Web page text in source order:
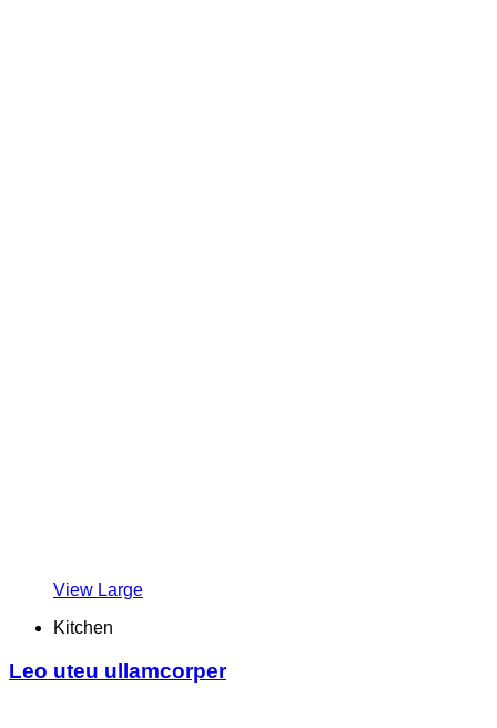
View Large
Kitchen
Leo uteu ullamcorper